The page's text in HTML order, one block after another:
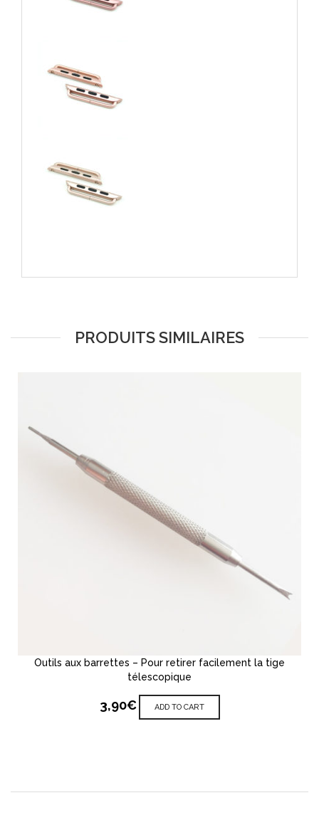
PRODUITS SIMILAIRES
Outils aux barrettes – Pour retirer facilement la tige
télescopique
3,90€ ADD TO CART